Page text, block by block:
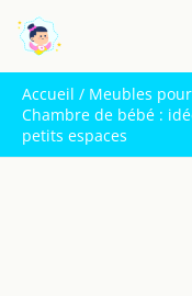
contenu
Accueil
Meubles
Chambre de bébé :
petits espaces
e
c
h
e